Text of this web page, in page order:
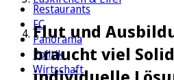
Restaurants
FC
Panorama
Politik
Wirtschaft
Flut und
braucht viel